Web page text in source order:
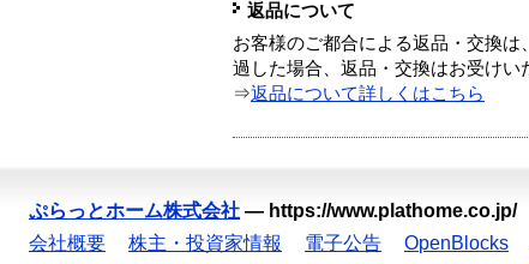
返品について
お客様のご都合による返品・交換
過した場合、返品・交換はお受けい
⇒返品について詳しくはこちら
ぷらっとホーム株式会社 — https://www.plathome.co.jp/
会社概要
株主・投資家情報 電子公告 OpenBlocks